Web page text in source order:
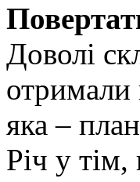
Доволі
отримали
яка –
Річ у тім,